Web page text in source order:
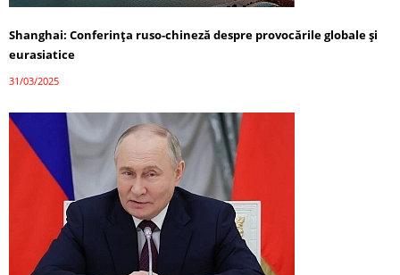
Shanghai: Conferința ruso-chineză despre provocările globale și
eurasiatice
31/03/2025